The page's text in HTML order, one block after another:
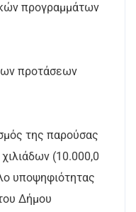
προγραμμάτων
προτάσεων
της παρούσας
(10.000,0
υποψηφιότητας
Δήμου